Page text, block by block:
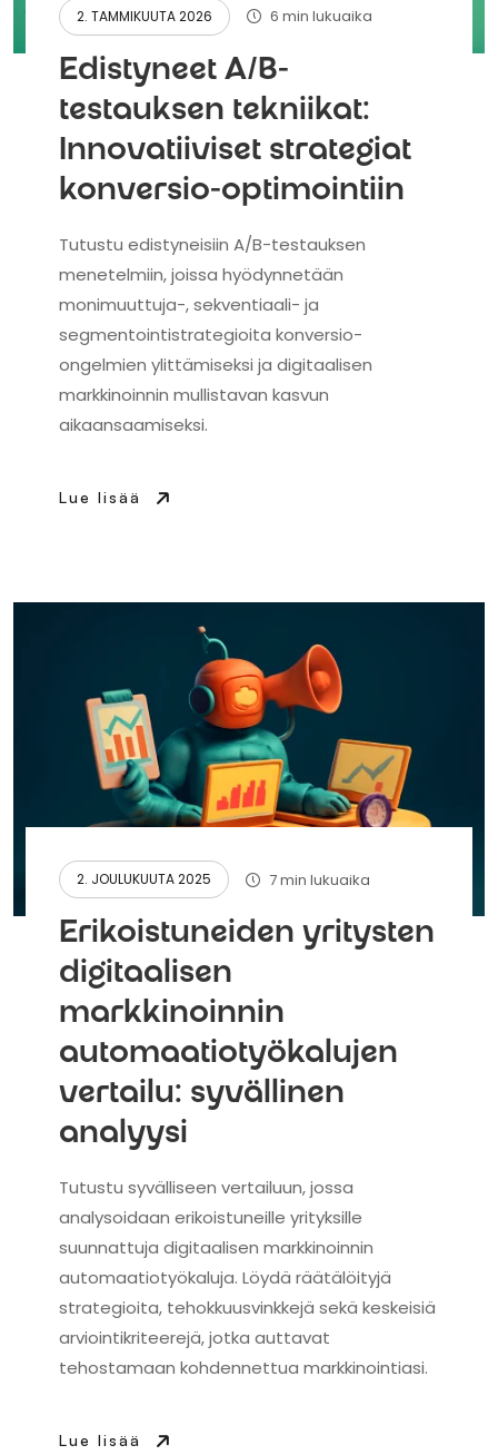
2. TAMMIKUUTA 2026 6 min lukuaika
Edistyneet A/B-
testauksen tekniikat:
Innovatiiviset strategiat
konversio-optimointiin
Tutustu edistyneisiin A/B-testauksen
menetelmiin, joissa hyödynnetään
monimuuttuja-, sekventiaali- ja
segmentointistrategioita konversio-
ongelmien ylittämiseksi ja digitaalisen
markkinoinnin mullistavan kasvun
aikaansaamiseksi.
Lue lisää
2. JOULUKUUTA 2025 7 min lukuaika
Erikoistuneiden yritysten
digitaalisen
markkinoinnin
automaatiotyökalujen
vertailu: syvällinen
analyysi
Tutustu syvälliseen vertailuun, jossa
analysoidaan erikoistuneille yrityksille
suunnattuja digitaalisen markkinoinnin
automaatiotyökaluja. Löydä räätälöityjä
strategioita, tehokkuusvinkkejä sekä keskeisiä
arviointikriteerejä, jotka auttavat
tehostamaan kohdennettua markkinointiasi.
Lue lisää